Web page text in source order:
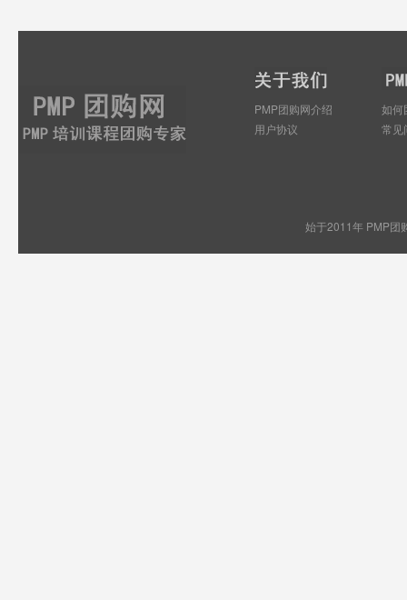
PMP团购网介绍
用户协议
如何
常见
始于2011年 PMP团